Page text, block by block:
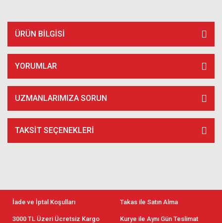
ÜRÜN BILGISI
YORUMLAR
UZMANLARIMIZA SORUN
TAKSIT SEÇENEKLERI
İade ve İptal Koşulları Takas ile Satın Alma
3000 TL Üzeri Ücretsiz Kargo Kurye ile Aynı Gün Teslimat